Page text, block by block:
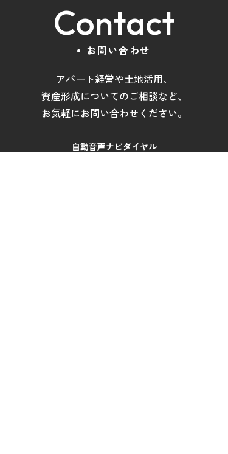
Contact
お問い合わせ
アパート経営や土地活用、
資産形成についてのご相談など、
お気軽にお問い合わせください。
自動音声ナビダイヤル